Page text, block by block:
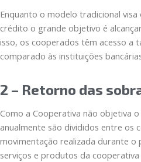
Enquanto o modelo tradicional
crédito o grande objetivo é
isso, os cooperados têm acesso a
comparado às instituições
2 – Retorno das
Como a Cooperativa não objetiva
anualmente são divididos entre os
movimentação realizada durante o
serviços e produtos da